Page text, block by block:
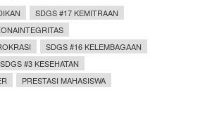
SDGS #17 KEMITRAAN
SDGS #16 KELEMBAGAAN
SDGS #3 KESEHATAN
PRESTASI MAHASISWA